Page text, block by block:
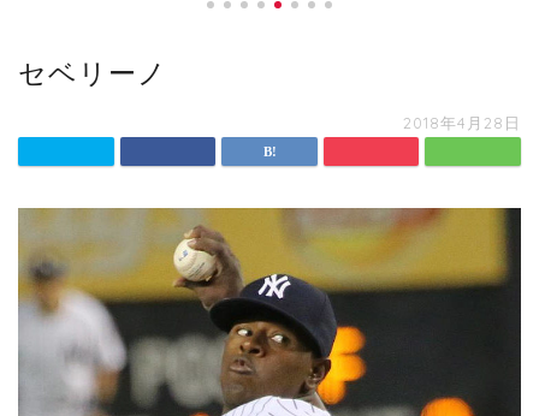
セベリーノ
2018年4月28日